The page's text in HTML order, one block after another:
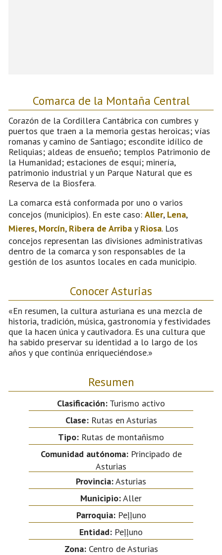
Comarca de la Montaña Central
Corazón de la Cordillera Cantábrica con cumbres y
puertos que traen a la memoria gestas heroicas; vías
romanas y camino de Santiago; escondite idílico de
Reliquias; aldeas de ensueño; templos Patrimonio de
la Humanidad; estaciones de esquí; minería,
patrimonio industrial y un Parque Natural que es
Reserva de la Biosfera.
La comarca está conformada por uno o varios
concejos (municipios). En este caso: Aller, Lena,
Mieres, Morcín, Ribera de Arriba y Riosa. Los
concejos representan las divisiones administrativas
dentro de la comarca y son responsables de la
gestión de los asuntos locales en cada municipio.
Conocer Asturias
«En resumen, la cultura asturiana es una mezcla de
historia, tradición, música, gastronomía y festividades
que la hacen única y cautivadora. Es una cultura que
ha sabido preservar su identidad a lo largo de los
años y que continúa enriqueciéndose.»
Resumen
Clasificación: Turismo activo
Clase:Rutas en Asturias
Tipo: Rutas de montañismo
Comunidad autónoma:Principado de
Asturias
Provincia:Asturias
Municipio:Aller
Parroquia:Peḷḷuno
Entidad: Peḷḷuno
Zona:Centro de Asturias